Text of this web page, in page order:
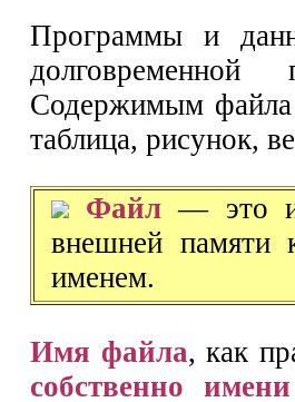
Программы и
Содержимым файла
таблица, рисунок,
Файл — это
внешней памяти
именем.
Имя файла, как
собственно имени